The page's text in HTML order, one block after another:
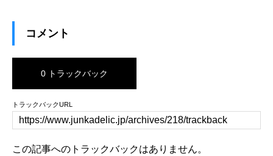
コメント
0 トラックバック
トラックバックURL
この記事へのトラックバックはありません。